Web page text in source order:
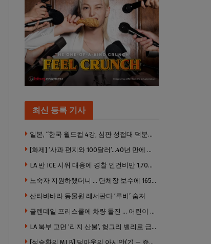
최신 등록 기사
일본, “한국 월드컵 4강, 심판 성접대 덕분이었나” … 의혹눈덩이
[화제] ‘사과 편지와 100달러’…40년 만에 훔친 책 돌려준 절도범
LA 반 ICE 시위 대응에 경찰 인건비만 1,700만 달러 썼다.
노숙자 지원하랬더니 … 단체장 보수에 165만 달러 ‘펑펑’
산타바바라 동물원 레서판다 ‘루비’ 숨져
글렌데일 프리스쿨에 차량 돌진 … 어린이 8명 경상
LA 북부 고먼 ‘리지 산불’, 헝그리 밸리로 급확산 … 5번 Fwy 양방향 전면 폐쇄
[석승환의 MLB] 덕아웃의 아시안(2) — 쥬우크, 지금 괜찮아요?